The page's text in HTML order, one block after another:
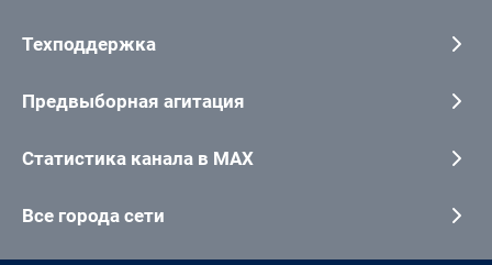
Техподдержка
Предвыборная агитация
Статистика канала в MAX
Все города сети